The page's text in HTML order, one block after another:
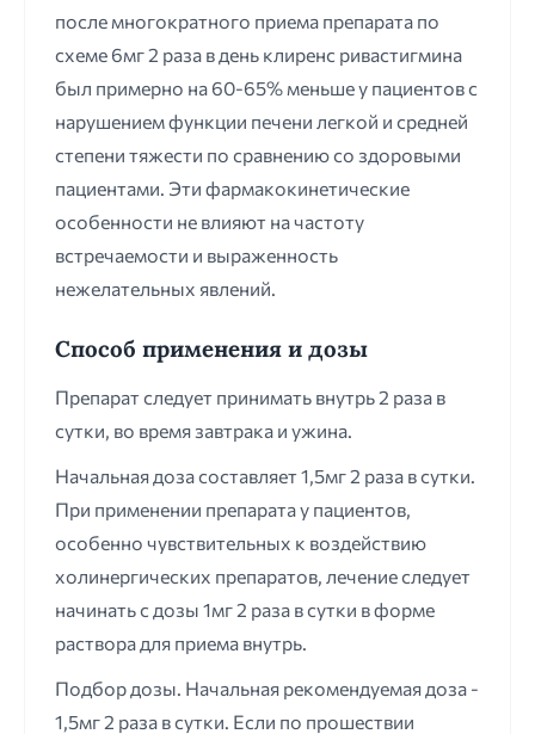
после многократного приема препарата по
схеме 6мг 2 раза в день клиренс ривастигмина
был примерно на 60-65% меньше у пациентов с
нарушением функции печени легкой и средней
степени тяжести по сравнению со здоровыми
пациентами. Эти фармакокинетические
особенности не влияют на частоту
встречаемости и выраженность
нежелательных явлений.
Способ применения и дозы
Препарат следует принимать внутрь 2 раза в
сутки, во время завтрака и ужина.
Начальная доза составляет 1,5мг 2 раза в сутки.
При применении препарата у пациентов,
особенно чувствительных к воздействию
холинергических препаратов, лечение следует
начинать с дозы 1мг 2 раза в сутки в форме
раствора для приема внутрь.
Подбор дозы. Начальная рекомендуемая доза -
1,5мг 2 раза в сутки. Если по прошествии